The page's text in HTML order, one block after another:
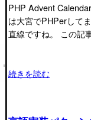
PHP Advent
は大宮でPHPerして
直線ですね。 この
続きを読む